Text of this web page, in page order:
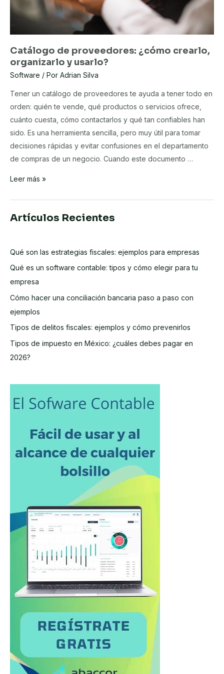
Catálogo de proveedores: ¿cómo crearlo,
organizarlo y usarlo?
Software / Por Adrian Silva
Tener un catálogo de proveedores te ayuda a tener todo en
orden: quién te vende, qué productos o servicios ofrece,
cuánto cuesta, cómo contactarlos y qué tan confiables han
sido. Es una herramienta sencilla, pero muy útil para tomar
decisiones rápidas y evitar confusiones en el departamento
de compras de un negocio. Cuando este documento …
Catálogo
¿cómo
y
usarlo?
Leer más »
Artículos Recientes
Qué son las estrategias fiscales: ejemplos para empresas
Qué es un software contable: tipos y cómo elegir para tu
empresa
Cómo hacer una conciliación bancaria paso a paso con
ejemplos
Tipos de delitos fiscales: ejemplos y cómo prevenirlos
Tipos de impuesto en México: ¿cuáles debes pagar en
2026?